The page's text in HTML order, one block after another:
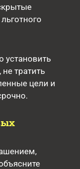
установить
тратить
цели и